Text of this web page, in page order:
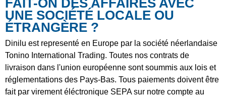
FAIT-ON DES AFFAIRES AVEC
UNE SOCIÉTÉ LOCALE OU
ÉTRANGÈRE ?
Dinilu est representé en Europe par la société néerlandaise
Tonino International Trading. Toutes nos contrats de
livraison dans l'union européenne sont soummis aux lois et
réglementations des Pays-Bas. Tous paiements doivent être
fait par virement éléctronique SEPA sur notre compte au